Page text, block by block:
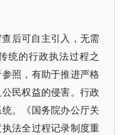
后可自主引入，无需
统的行政执法过程之
照，有助于推进严格
民权益的侵害。行政
。《国务院办公厅关
法全过程记录制度重